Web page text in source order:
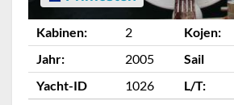
Kabinen: 2 Kojen:
Jahr:
2005 Sail
Yacht-ID
1026 L/T: